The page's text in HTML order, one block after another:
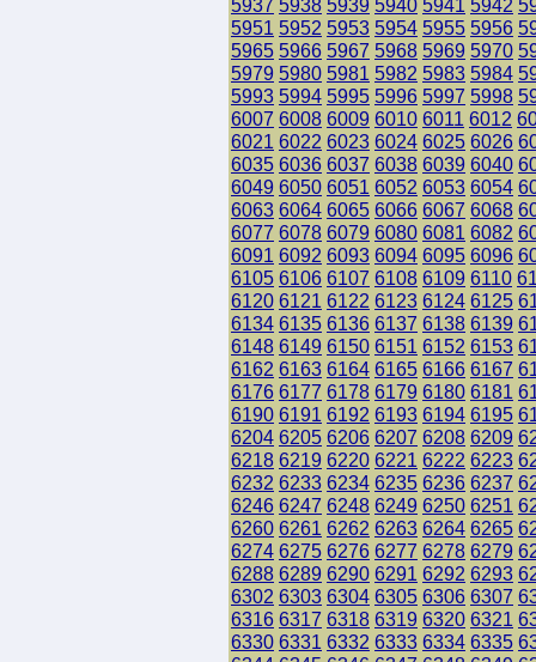
5937 5938 5939 5940 5941 5942
5951 5952 5953 5954 5955 5956
5965 5966 5967 5968 5969 5970
5979 5980 5981 5982 5983 5984
5993 5994 5995 5996 5997 5998
6007 6008 6009 6010 6011 6012
6021 6022 6023 6024 6025 6026
6035 6036 6037 6038 6039 6040
6049 6050 6051 6052 6053 6054
6063 6064 6065 6066 6067 6068
6077 6078 6079 6080 6081 6082
6091 6092 6093 6094 6095 6096
6105 6106 6107 6108 6109 6110
6120 6121 6122 6123 6124 6125
6134 6135 6136 6137 6138 6139
6148 6149 6150 6151 6152 6153
6162 6163 6164 6165 6166 6167
6176 6177 6178 6179 6180 6181
6190 6191 6192 6193 6194 6195
6204 6205 6206 6207 6208 6209
6218 6219 6220 6221 6222 6223
6232 6233 6234 6235 6236 6237
6246 6247 6248 6249 6250 6251
6260 6261 6262 6263 6264 6265
6274 6275 6276 6277 6278 6279
6288 6289 6290 6291 6292 6293
6302 6303 6304 6305 6306 6307
6316 6317 6318 6319 6320 6321
6330 6331 6332 6333 6334 6335